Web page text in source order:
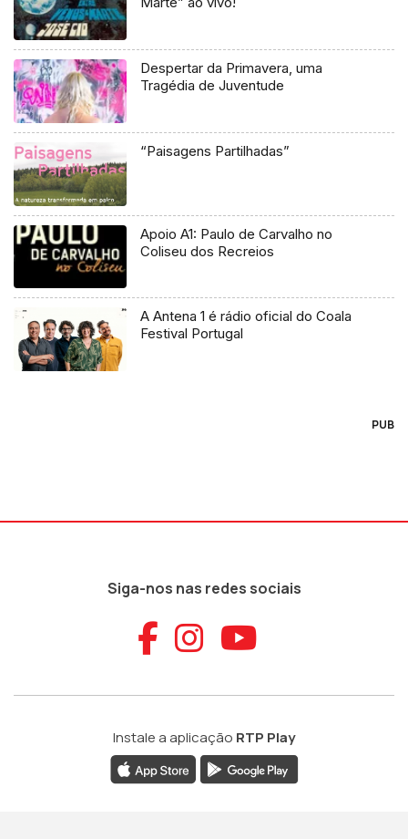
Despertar da Primavera, uma
Tragédia de Juventude
“Paisagens Partilhadas”
Apoio A1: Paulo de Carvalho no
Coliseu dos Recreios
A Antena 1 é rádio oficial do Coala
Festival Portugal
PUB
Siga-nos nas redes sociais
Aceder ao
Aceder ao
Aceder
Instale a aplicação RTP Play